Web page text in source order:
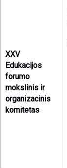
XXV
Edukacijos
forumo
mokslinis ir
organizacinis
komitetas